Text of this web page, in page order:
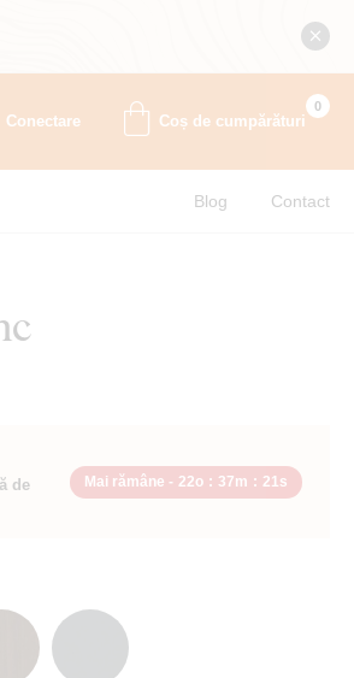
Conectare Coș de cumpărături
0
Blog Contact
de
Mai rămâne - 22o : 37m : 20s